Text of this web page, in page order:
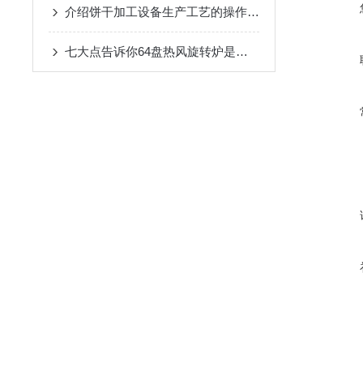
介绍饼干加工设备生产工艺的操作要点
七大点告诉你64盘热风旋转炉是多么的优秀